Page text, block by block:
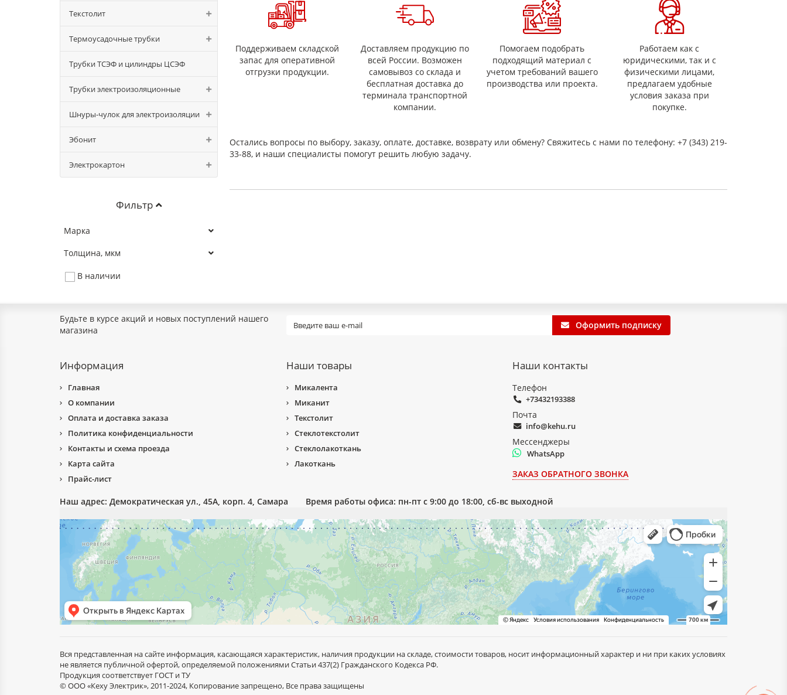
Текстолит
Термоусадочные трубки
Трубки ТСЭФ и цилиндры ЦСЭФ
Трубки электроизоляционные
Шнуры-чулок для электроизоляции
Эбонит
Электрокартон
Фильтр
Марка
Толщина, мкм
В наличии
Адгезионная прочность, Н/см не менее
а) адгезив - сталь
в) адгезив - основа
Поддерживаем складской
запас для оперативной
отгрузки продукции.
Доставляем продукцию по
всей России. Возможен
самовывоз со склада и
бесплатная доставка до
терминала транспортной
компании.
Помогаем подобрать
подходящий материал с
учетом требований вашего
производства или проекта.
Работаем как с
юридическими, так и с
физическими лицами,
предлагаем удобные
условия заказа при
покупке.
Остались вопросы по выбору, заказу, оплате, доставке, возврату или обмену? Свяжитесь с нами по телефону: +7 (343) 219-
33-88, и наши специалисты помогут решить любую задачу.
Будьте в курсе акций и новых поступлений нашего
магазина
Оформить подписку
Информация
Главная
О компании
Оплата и доставка заказа
Политика конфиденциальности
Контакты и схема проезда
Карта сайта
Прайс-лист
Наши товары
Микалента
Миканит
Текстолит
Стеклотекстолит
Стеклолакоткань
Лакоткань
Наши контакты
Телефон
+73432193388
Почта
info@kehu.ru
Мессенджеры
WhatsApp
ЗАКАЗ ОБРАТНОГО ЗВОНКА
Наш адрес: Демократическая ул., 45А, корп. 4, Самара Время работы офиса: пн-пт с 9:00 до 18:00, сб-вс выходной
Вся представленная на сайте информация, касающаяся характеристик, наличия продукции на складе, стоимости товаров, носит информационный характер и ни при каких условиях
не является публичной офертой, определяемой положениями Статьи 437(2) Гражданского Кодекса РФ.
Продукция соответствует ГОСТ и ТУ
© ООО «Кеху Электрик», 2011-2024, Копирование запрещено, Все права защищены